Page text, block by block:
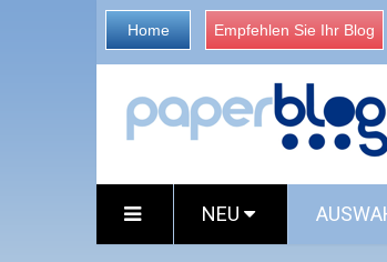
Home Empfehlen Sie Ihr Blog
NEU